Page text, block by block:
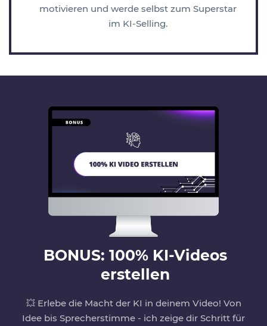
motivieren und werde selbst zum Superstar
im KI-Selling.
BONUS: 100% KI-Videos
erstellen
💥 Erlebe die Macht der KI in deinem Video! Von
Idee bis Sprecherstimme - ich zeige dir Schritt für